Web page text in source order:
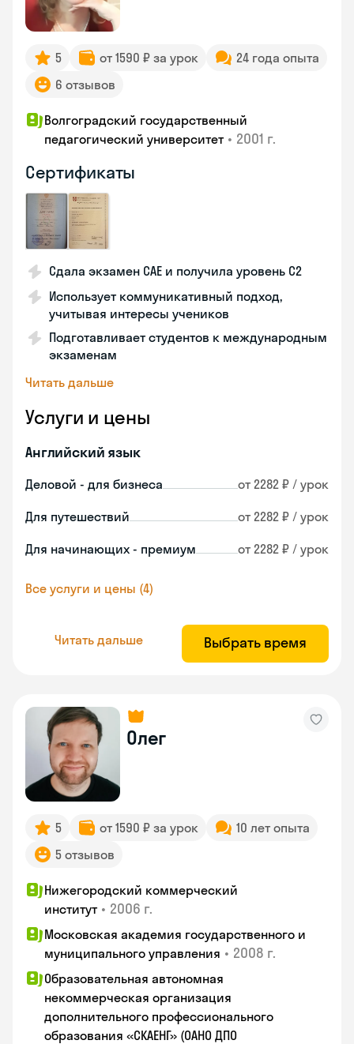
5 от 1590 ₽ за урок
24 года опыта
6 отзывов
Волгоградский государственный
педагогический университет • 2001 г.
Сертификаты
Сдала экзамен CAE и получила уровень С2
Использует коммуникативный подход,
учитывая интересы учеников
Подготавливает студентов к международным
экзаменам
Читать дальше
Услуги и цены
Английский язык
Деловой - для бизнеса от 2282 ₽ / урок
Для путешествий от 2282 ₽ / урок
Для начинающих - премиум от 2282 ₽ / урок
Все услуги и цены (4)
Читать дальше Выбрать время
Олег
5 от 1590 ₽ за урок
10 лет опыта
5 отзывов
Нижегородский коммерческий
институт • 2006 г.
Московская академия государственного и
муниципального управления • 2008 г.
Образовательная автономная
некоммерческая организация
дополнительного профессионального
образования «СКАЕНГ» (ОАНО ДПО